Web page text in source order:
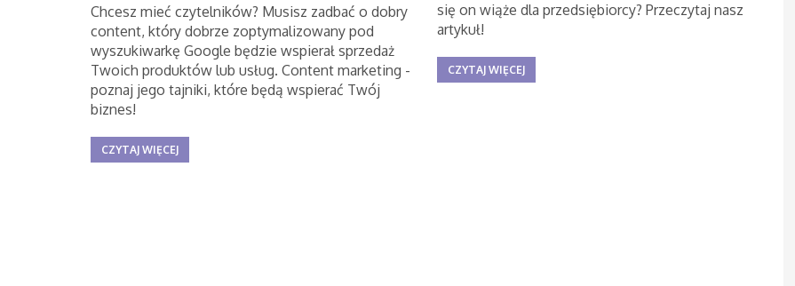
Chcesz mieć czytelników? Musisz zadbać o dobry
content, który dobrze zoptymalizowany pod
wyszukiwarkę Google będzie wspierał sprzedaż
Twoich produktów lub usług. Content marketing -
poznaj jego tajniki, które będą wspierać Twój
biznes!
CZYTAJ WIĘCEJ
się on wiąże dla przedsiębiorcy? Przeczytaj nasz
artykuł!
CZYTAJ WIĘCEJ